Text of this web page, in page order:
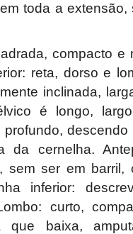
toda a
compacto e
reta, dorso e
inclinada,
é longo,
cernelha.
sem ser em barril,
inferior:
curto,
que baixa,